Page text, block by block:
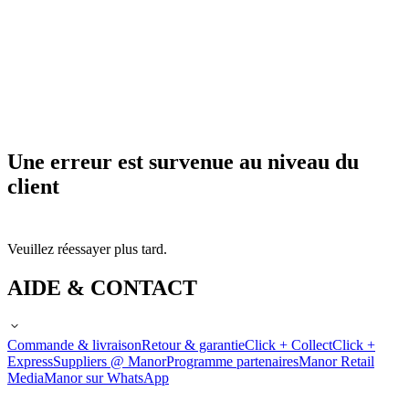
Une erreur est survenue au niveau du
client
Veuillez réessayer plus tard.
AIDE & CONTACT
Commande & livraisonRetour & garantieClick + CollectClick +
ExpressSuppliers @ ManorProgramme partenairesManor Retail
MediaManor sur WhatsApp